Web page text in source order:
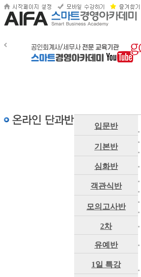
입문반
기본반
심화반
객관식반
모의고사반
2차
유예반
1일 특강